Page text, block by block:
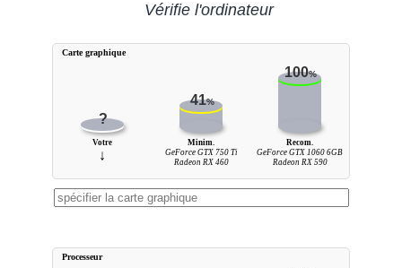
Vérifie l'ordinateur
?
41%
100%
Votre
↓
Minim.
GeForce GTX 750 Ti
Radeon RX 460
Recom.
GeForce GTX 1060 6GB
Radeon RX 590
Carte graphique
Processeur